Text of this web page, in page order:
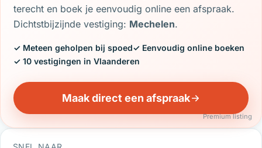
terecht en boek je eenvoudig online een afspraak.
Dichtstbijzijnde vestiging: Mechelen.
✓ Meteen geholpen bij spoed✓ Eenvoudig online boeken
✓ 10 vestigingen in Vlaanderen
Maak direct een afspraak
Premium listing